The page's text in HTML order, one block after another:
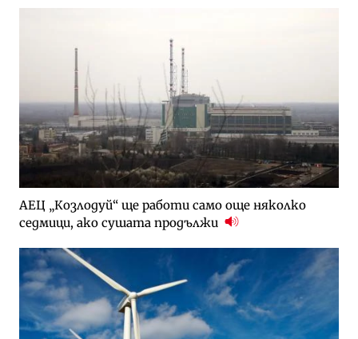
АЕЦ „Козлодуй“ ще работи само още няколко
седмици, ако сушата продължи